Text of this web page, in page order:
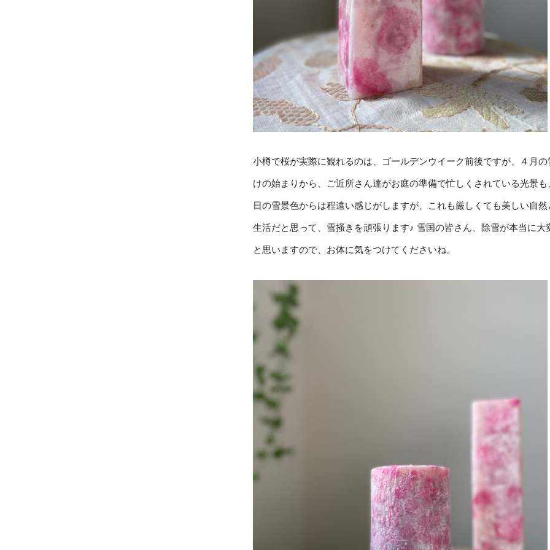
小樽で桜が実際に観れるのは、ゴールデンウイーク前後ですが、４月の
けの始まりから、ご近所さん達がお庭の準備で忙しくされている光景も
日の雪景色からは程遠い感じがしますが、これも厳しくても美しい自然
生活だと思って、雪掻きを頑張ります♪ 雪国の皆さん、除雪が本当に大
と思いますので、お体に気をつけてくださいね。